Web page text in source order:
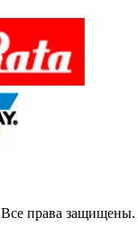
права защищены.